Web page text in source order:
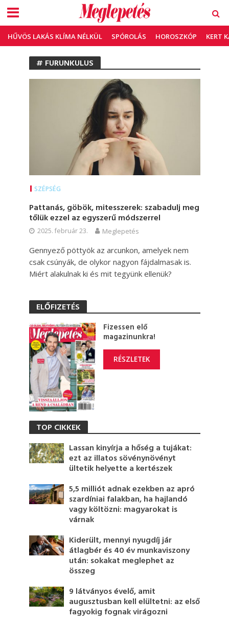
HŰVÖS LAKÁS KLÍMA NÉLKÜL SPÓROLÁS HOROSZKÓP KERT
# FURUNKULUS
SZÉPSÉG
Pattanás, göbök, mitesszerek: szabadulj meg
tőlük ezzel az egyszerű módszerrel
2025. február 23. Meglepetés
Gennyező pöttyök az arcunkon, amelyek nem
csak csúnyák, de olykor nagyon fájdalmasak is.
Miért alakulnak ki és mit tegyünk ellenük?
ELŐFIZETÉS
Fizessen elő
magazinunkra!
RÉSZLETEK
TOP CIKKEK
Lassan kinyírja a hőség a tujákat:
ezt az illatos sövénynövényt
ültetik helyette a kertészek
5,5 milliót adnak ezekben az apró
szardíniai falakban, ha hajlandó
vagy költözni: magyarokat is
várnak
Kiderült, mennyi nyugdíj jár
átlagbér és 40 év munkaviszony
után: sokakat meglephet az
összeg
9 látványos évelő, amit
augusztusban kell elültetni: az első
fagyokig fognak virágozni